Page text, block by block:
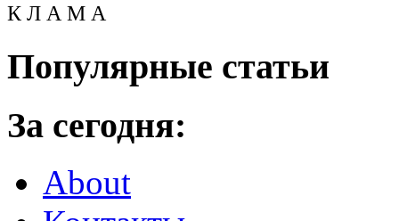
К Л А М А
Популярные статьи
За сегодня:
About